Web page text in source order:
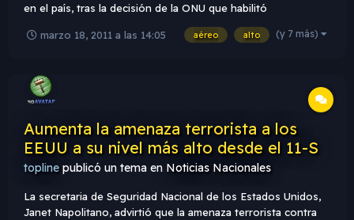
en el país, tras la decisión de la ONU que habilitó
libio El dictador libio Muammar Khadafi resolvió frenar el
marzo 18, 2011 a las 14:05 aéreo alto (y 7 más)
Aumenta la amenaza terrorista a los
EEUU a su nivel más alto desde el 11-S
topline publicó un tema en Noticias Nacionales
La secretaria de Seguridad Nacional de los Estados Unidos,
Janet Napolitano, advirtió que la amenaza terrorista contra